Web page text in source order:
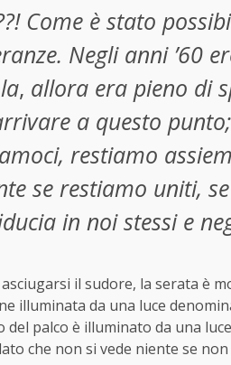
Come è stato
Negli anni ’60
, allora era pieno di
a questo
restiamo
se restiamo uniti,
in noi stessi e
il sudore, la serata è
illuminata da una luce
palco è illuminato da una
che non si vede niente se